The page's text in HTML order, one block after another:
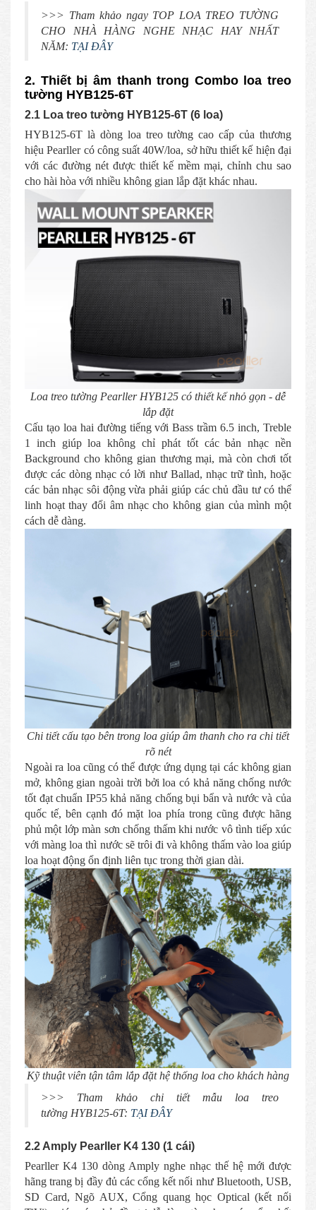
>>> Tham khảo ngay TOP LOA TREO TƯỜNG
CHO NHÀ HÀNG NGHE NHẠC HAY NHẤT
NĂM: TẠI ĐÂY
2. Thiết bị âm thanh trong Combo loa treo
tường HYB125-6T
2.1 Loa treo tường HYB125-6T (6 loa)
HYB125-6T là dòng loa treo tường cao cấp của thương
hiệu Pearller có công suất 40W/loa, sở hữu thiết kế hiện đại
với các đường nét được thiết kế mềm mại, chỉnh chu sao
cho hài hòa với nhiều không gian lắp đặt khác nhau.
Loa treo tường Pearller HYB125 có thiết kế nhỏ gọn - dễ
lắp đặt
Cấu tạo loa hai đường tiếng với Bass trầm 6.5 inch, Treble
1 inch giúp loa không chỉ phát tốt các bản nhạc nền
Background cho không gian thương mại, mà còn chơi tốt
được các dòng nhạc có lời như Ballad, nhạc trữ tình, hoặc
các bản nhạc sôi động vừa phải giúp các chủ đầu tư có thể
linh hoạt thay đổi âm nhạc cho không gian của mình một
cách dễ dàng.
Chi tiết cấu tạo bên trong loa giúp âm thanh cho ra chi tiết
rõ nét
Ngoài ra loa cũng có thể được ứng dụng tại các không gian
mở, không gian ngoài trời bởi loa có khả năng chống nước
tốt đạt chuẩn IP55 khả năng chống bụi bẩn và nước và của
quốc tế, bên cạnh đó mặt loa phía trong cũng được hãng
phủ một lớp màn sơn chống thấm khi nước vô tình tiếp xúc
với màng loa thì nước sẽ trôi đi và không thấm vào loa giúp
loa hoạt động ổn định liên tục trong thời gian dài.
Kỹ thuật viên tận tâm lắp đặt hệ thống loa cho khách hàng
>>> Tham khảo chi tiết mẫu loa treo
tường HYB125-6T: TẠI ĐÂY
2.2 Amply Pearller K4 130 (1 cái)
Pearller K4 130 dòng Amply nghe nhạc thế hệ mới được
hãng trang bị đầy đủ các cổng kết nối như Bluetooth, USB,
SD Card, Ngõ AUX, Cổng quang học Optical (kết nối